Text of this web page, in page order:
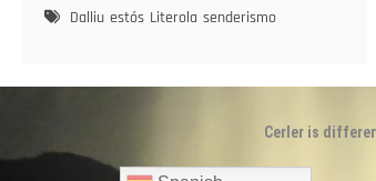
Estós
Valle
Dalliu estós Literola senderismo
Cerler is